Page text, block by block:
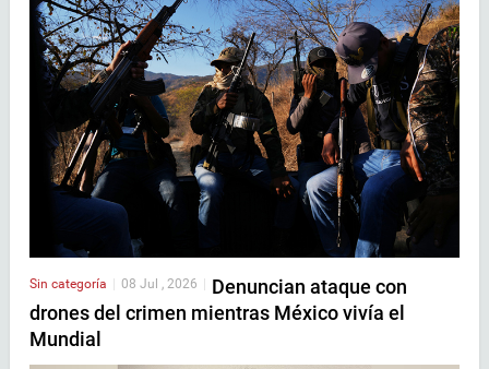
Sin categoría 08 Jul , 2026
Denuncian ataque con
drones del crimen mientras México vivía el
Mundial